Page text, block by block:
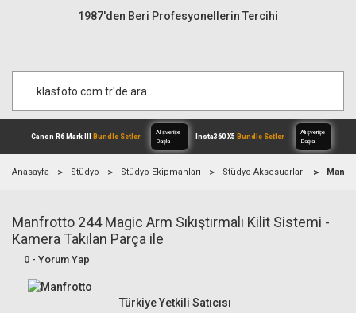
1987'den Beri Profesyonellerin Tercihi
Canon R6 Mark IIIBundle Setler
Alışverişe
Anasayfa Stüdyo Stüdyo Ekipmanları Stüdyo Aksesuarları
Manfrotto 244 Magic Arm Sıkıştırmalı Kilit Sistemi -
Kamera Takılan Parça ile
0 - Yorum Yap
Türkiye Yetkili Satıcısı